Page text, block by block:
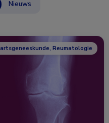
Nieuws
Reumatologie